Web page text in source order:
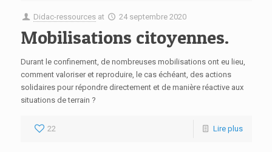
Didac-ressources at 24 septembre 2020
Mobilisations citoyennes.
Durant le confinement, de nombreuses mobilisations ont eu lieu,
comment valoriser et reproduire, le cas échéant, des actions
solidaires pour répondre directement et de manière réactive aux
situations de terrain ?
22 Lire plus